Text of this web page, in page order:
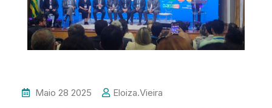
Maio 28 2025 Eloiza.vieira